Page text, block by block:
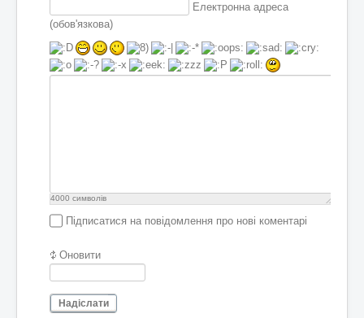
Електронна адреса
(обов'язкова)
4000 символів
Підписатися на повідомлення про нові коментарі
Оновити
Надіслати